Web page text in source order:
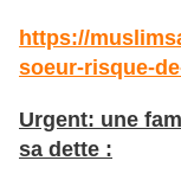
https://
soeur-risque-
Urgent: une
sa dette :